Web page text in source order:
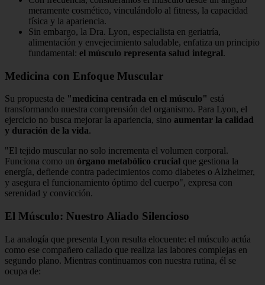
meramente cosmético, vinculándolo al fitness, la capacidad
física y la apariencia.
Sin embargo, la Dra. Lyon, especialista en geriatría,
alimentación y envejecimiento saludable, enfatiza un principio
fundamental: el músculo representa salud integral.
Medicina con Enfoque Muscular
Su propuesta de "medicina centrada en el músculo" está
transformando nuestra comprensión del organismo. Para Lyon, el
ejercicio no busca mejorar la apariencia, sino aumentar la calidad
y duración de la vida.
"El tejido muscular no solo incrementa el volumen corporal.
Funciona como un órgano metabólico crucial que gestiona la
energía, defiende contra padecimientos como diabetes o Alzheimer,
y asegura el funcionamiento óptimo del cuerpo", expresa con
serenidad y convicción.
El Músculo: Nuestro Aliado Silencioso
La analogía que presenta Lyon resulta elocuente: el músculo actúa
como ese compañero callado que realiza las labores complejas en
segundo plano. Mientras continuamos con nuestra rutina, él se
ocupa de: